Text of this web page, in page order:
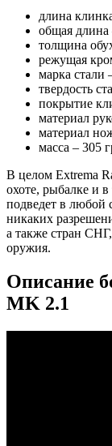
длина
общая
толщина
режущая
марка стали
твердость
покрытие
материал
материал
масса – 305
В целом Extrema
охоте, рыбалке и
подведет в любой
никаких
а также стран
оружия.
Описание
MK 2.1